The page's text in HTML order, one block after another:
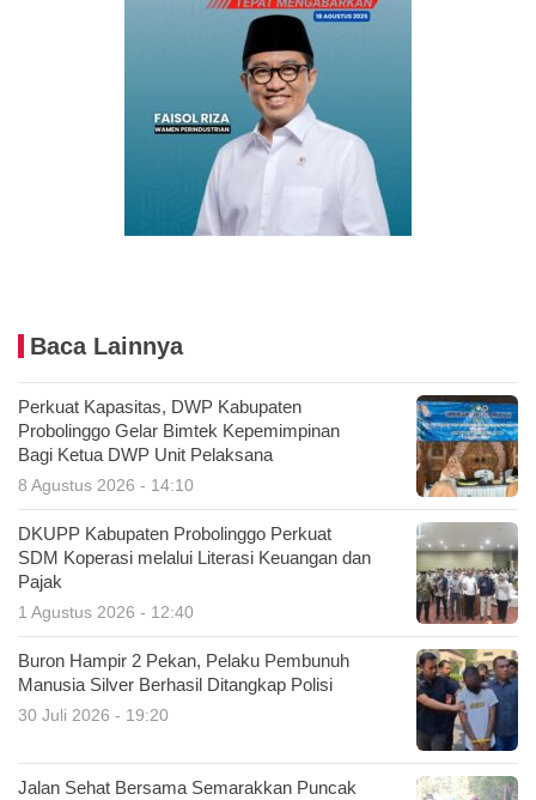
Baca Lainnya
Perkuat Kapasitas, DWP Kabupaten
Probolinggo Gelar Bimtek Kepemimpinan
Bagi Ketua DWP Unit Pelaksana
8 Agustus 2026 - 14:10
DKUPP Kabupaten Probolinggo Perkuat
SDM Koperasi melalui Literasi Keuangan dan
Pajak
1 Agustus 2026 - 12:40
Buron Hampir 2 Pekan, Pelaku Pembunuh
Manusia Silver Berhasil Ditangkap Polisi
30 Juli 2026 - 19:20
Jalan Sehat Bersama Semarakkan Puncak